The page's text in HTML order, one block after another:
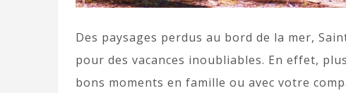
Des paysages perdus au bord de la mer,
pour des vacances inoubliables. En effet,
bons moments en famille ou avec votre